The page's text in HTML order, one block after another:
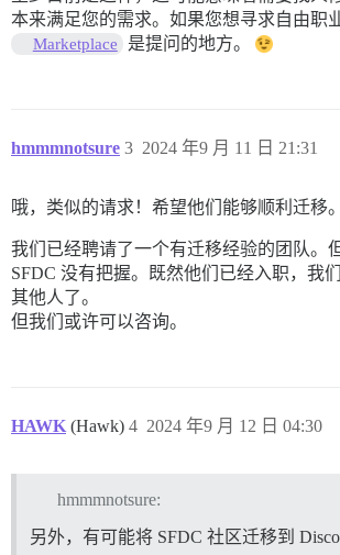
本来满足您的需求。如果您想寻求自由职
Marketplace 是提问的地方。
hmmmnotsure 2024 年9 月 11 日 21:31
3
哦，类似的请求！希望他们能够顺利迁移。
我们已经聘请了一个有迁移经验的团队。
SFDC 没有把握。既然他们已经入职，我
其他人了。
但我们或许可以咨询。
HAWK (Hawk) 2024 年9 月 12 日 04:30
4
hmmmnotsure:
另外，有可能将 SFDC 社区迁移到